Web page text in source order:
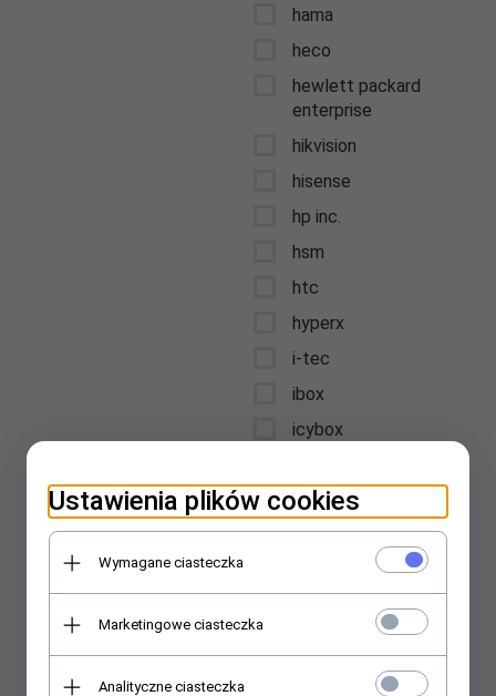
hama
heco
hewlett packard
enterprise
hikvision
hisense
hp inc.
hsm
htc
hyperx
i-tec
ibox
icybox
intellinet
Interdruk
International Paper
Kwidzyn
Ustawienia plików cookies
Wymagane ciasteczka
Marketingowe ciasteczka
Analityczne ciasteczka